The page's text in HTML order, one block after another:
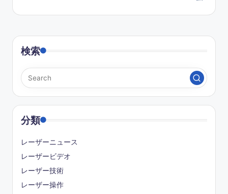
検索
分類
レーザーニュース
レーザービデオ
レーザー技術
レーザー操作